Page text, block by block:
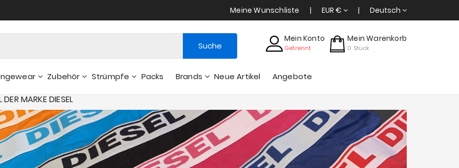
Meine Wunschliste EUR € Deutsch
Suche
Mein Konto
Getrennt
Mein Warenkorb
0 Stück
Zubehör Strümpfe Packs Brands Neue Artikel Angebote
DER MARKE DIESEL